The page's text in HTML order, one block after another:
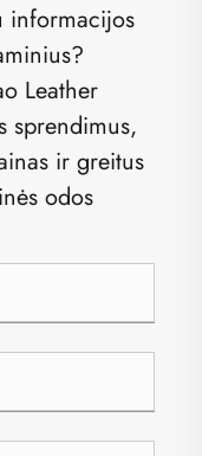
informacijos
Leather
sprendimus,
ir greitus
odos